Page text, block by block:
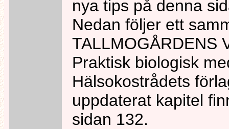
nya tips på denna
Nedan följer ett
TALLMOGÅRDENS
Praktisk biologisk
Hälsokostrådets
uppdaterat kapitel
sidan 132.